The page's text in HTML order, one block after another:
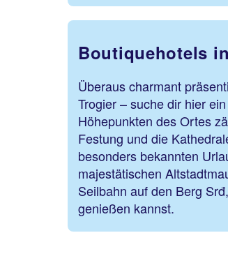
Boutiquehotels
Überaus charmant
Trogier – suche dir hier
Höhepunkten des Ortes
Festung und die
besonders bekannten
majestätischen
Seilbahn auf den Berg
genießen kannst.